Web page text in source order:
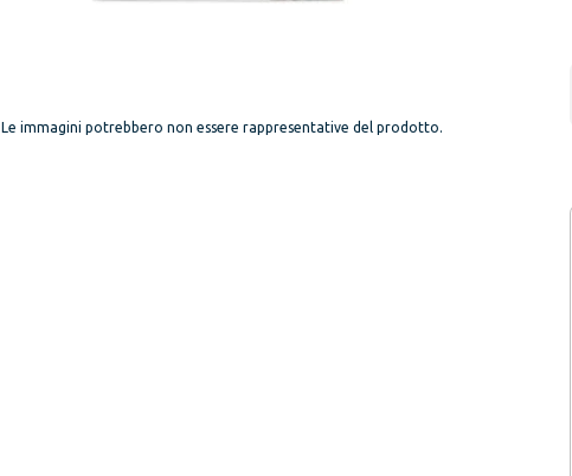
Le immagini potrebbero non essere rappresentative del prodotto.